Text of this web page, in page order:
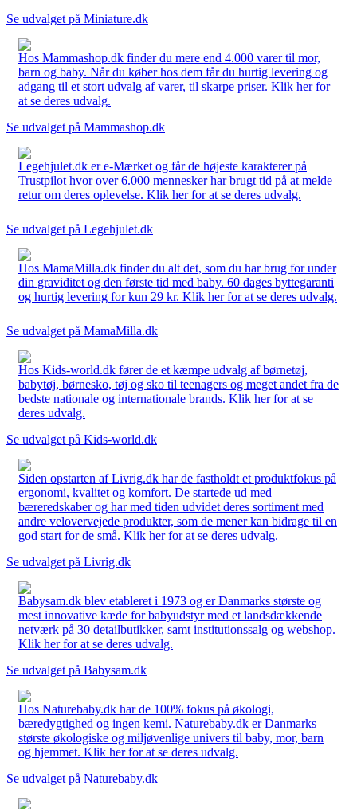
Se udvalget på Miniature.dk
Hos Mammashop.dk finder du mere end 4.000 varer til mor,
barn og baby. Når du køber hos dem får du hurtig levering og
adgang til et stort udvalg af varer, til skarpe priser. Klik her for
at se deres udvalg.
Se udvalget på Mammashop.dk
Legehjulet.dk er e-Mærket og får de højeste karakterer på
Trustpilot hvor over 6.000 mennesker har brugt tid på at melde
retur om deres oplevelse. Klik her for at se deres udvalg.
Se udvalget på Legehjulet.dk
Hos MamaMilla.dk finder du alt det, som du har brug for under
din graviditet og den første tid med baby. 60 dages byttegaranti
og hurtig levering for kun 29 kr. Klik her for at se deres udvalg.
Se udvalget på MamaMilla.dk
Hos Kids-world.dk fører de et kæmpe udvalg af børnetøj,
babytøj, børnesko, tøj og sko til teenagers og meget andet fra de
bedste nationale og internationale brands. Klik her for at se
deres udvalg.
Se udvalget på Kids-world.dk
Siden opstarten af Livrig.dk har de fastholdt et produktfokus på
ergonomi, kvalitet og komfort. De startede ud med
bæreredskaber og har med tiden udvidet deres sortiment med
andre velovervejede produkter, som de mener kan bidrage til en
god start for de små. Klik her for at se deres udvalg.
Se udvalget på Livrig.dk
Babysam.dk blev etableret i 1973 og er Danmarks største og
mest innovative kæde for babyudstyr med et landsdækkende
netværk på 30 detailbutikker, samt institutionssalg og webshop.
Klik her for at se deres udvalg.
Se udvalget på Babysam.dk
Hos Naturebaby.dk har de 100% fokus på økologi,
bæredygtighed og ingen kemi. Naturebaby.dk er Danmarks
største økologiske og miljøvenlige univers til baby, mor, barn
og hjemmet. Klik her for at se deres udvalg.
Se udvalget på Naturebaby.dk